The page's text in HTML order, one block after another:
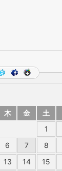
木 金 土
1
6 7 8
13 14 15